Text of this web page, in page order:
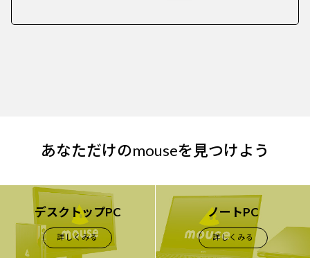
あなただけのmouseを見つけよう
デスクトップPC
詳しくみる
ノートPC
詳しくみる